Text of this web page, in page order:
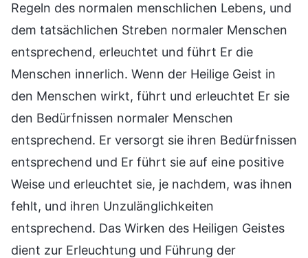
Regeln des normalen menschlichen Lebens, und
dem tatsächlichen Streben normaler Menschen
entsprechend, erleuchtet und führt Er die
Menschen innerlich. Wenn der Heilige Geist in
den Menschen wirkt, führt und erleuchtet Er sie
den Bedürfnissen normaler Menschen
entsprechend. Er versorgt sie ihren Bedürfnissen
entsprechend und Er führt sie auf eine positive
Weise und erleuchtet sie, je nachdem, was ihnen
fehlt, und ihren Unzulänglichkeiten
entsprechend. Das Wirken des Heiligen Geistes
dient zur Erleuchtung und Führung der